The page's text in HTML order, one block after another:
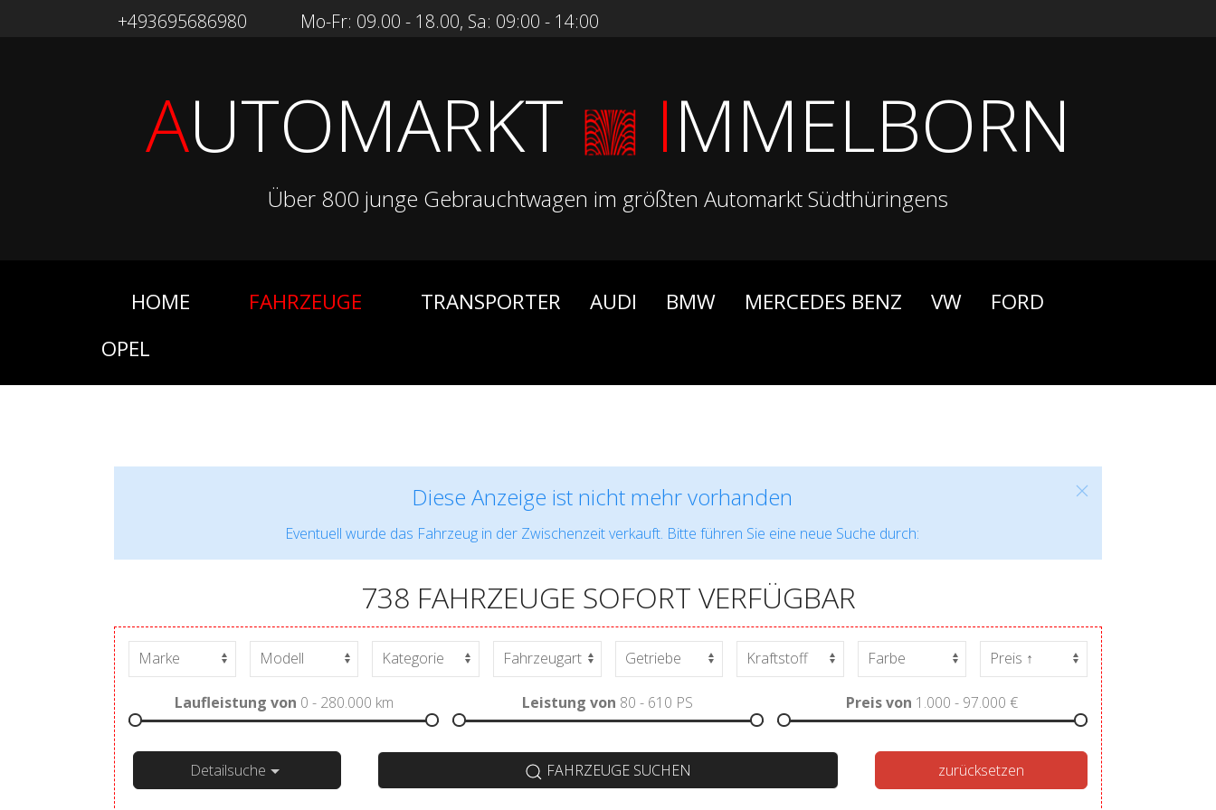
+493695686980 Mo-Fr: 09.00 - 18.00, Sa: 09:00 - 14:00
AUTOMARKT IMMELBORN
Über 800 junge Gebrauchtwagen im größten Automarkt Südthüringens
HOME FAHRZEUGE TRANSPORTER AUDI BMW MERCEDES BENZ VW
FORD
OPEL
Diese Anzeige ist nicht mehr vorhanden
Eventuell wurde das Fahrzeug in der Zwischenzeit verkauft. Bitte führen Sie eine neue Suche durch:
738 FAHRZEUGE SOFORT VERFÜGBAR
Laufleistung von 0 - 280.000 km Leistung von 80 - 610 PS Preis von 1.000 - 97.000 €
Detailsuche FAHRZEUGE SUCHEN zurücksetzen